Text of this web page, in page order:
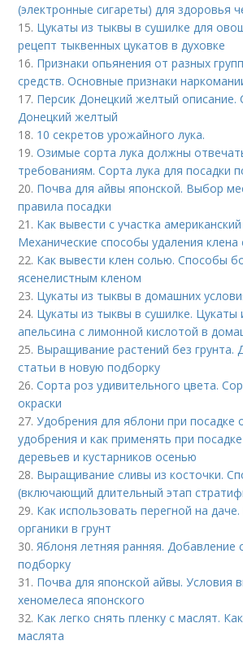
(электронные сигареты) для здоровья
15. Цукаты из тыквы в сушилке для
рецепт тыквенных цукатов в духовке
16. Признаки опьянения от разных
средств. Основные признаки
17. Персик Донецкий желтый описание.
Донецкий желтый
18. 10 секретов урожайного лука.
19.Озимые сорта лука должны
требованиям. Сорта лука для посадки
20. Почва для айвы японской. Выбор
правила посадки
21. Как вывести с участка
Механические способы удаления клена
22. Как вывести клен солью. Способы
ясенелистным кленом
23. Цукаты из тыквы в домашних
24. Цукаты из тыквы в сушилке. Цукаты
апельсина с лимонной кислотой в
25. Выращивание растений без грунта.
статьи в новую подборку
26.Сорта роз удивительного цвета.
окраски
27.Удобрения для яблони при посадке
удобрения и как применять при
деревьев и кустарников осенью
28. Выращивание сливы из косточки.
(включающий длительный этап
29. Как использовать перегной на
органики в грунт
30.Яблоня летняя ранняя. Добавление
подборку
31. Почва для японской айвы. Условия
хеномелеса японского
32. Как легко снять пленку с маслят.
маслята